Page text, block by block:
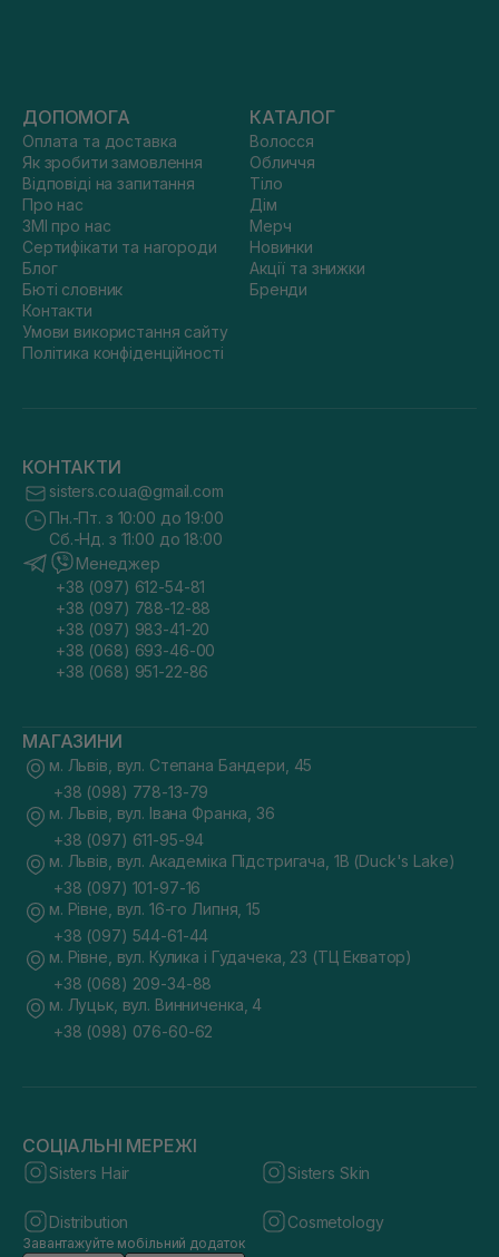
ДОПОМОГА
Оплата та доставка
Як зробити замовлення
Відповіді на запитання
Про нас
ЗМІ про нас
Сертифікати та нагороди
Блог
Бюті словник
Контакти
Умови використання сайту
Політика конфіденційності
КАТАЛОГ
Волосся
Обличчя
Тіло
Дім
Мерч
Новинки
Акції та знижки
Бренди
КОНТАКТИ
sisters.co.ua@gmail.com
Пн.-Пт. з 10:00 до 19:00
Сб.-Нд. з 11:00 до 18:00
Менеджер
+38 (097) 612-54-81
+38 (097) 788-12-88
+38 (097) 983-41-20
+38 (068) 693-46-00
+38 (068) 951-22-86
МАГАЗИНИ
м. Львів, вул. Степана Бандери, 45
+38 (098) 778-13-79
м. Львів, вул. Івана Франка, 36
+38 (097) 611-95-94
м. Львів, вул. Академіка Підстригача, 1В (Duck's Lake)
+38 (097) 101-97-16
м. Рівне, вул. 16-го Липня, 15
+38 (097) 544-61-44
м. Рівне, вул. Кулика і Гудачека, 23 (ТЦ Екватор)
+38 (068) 209-34-88
м. Луцьк, вул. Винниченка, 4
+38 (098) 076-60-62
СОЦІАЛЬНІ МЕРЕЖІ
Sisters Hair Sisters Skin
Distribution Cosmetology
Завантажуйте мобільний додаток